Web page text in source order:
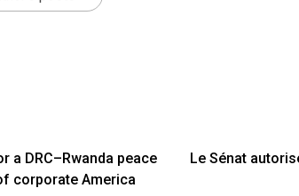
a DRC–Rwanda peace
corporate America
Le Sénat